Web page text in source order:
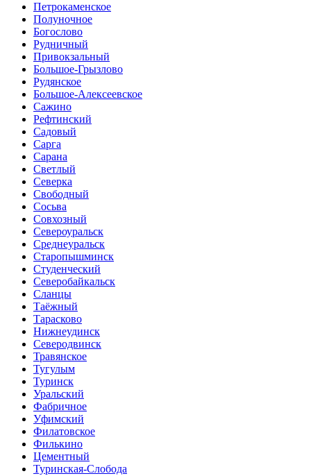
Петрокаменское
Полуночное
Богослово
Рудничный
Привокзальный
Большое-Грызлово
Рудянское
Большое-Алексеевское
Сажино
Рефтинский
Садовый
Сарга
Сарана
Светлый
Северка
Свободный
Сосьва
Совхозный
Североуральск
Среднеуральск
Старопышминск
Студенческий
Северобайкальск
Сланцы
Таёжный
Тарасково
Нижнеудинск
Северодвинск
Травянское
Тугулым
Туринск
Уральский
Фабричное
Уфимский
Филатовское
Филькино
Цементный
Туринская-Слобода